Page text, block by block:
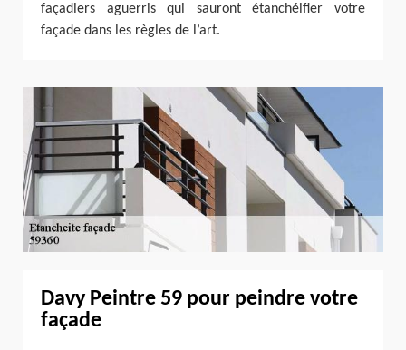
façadiers aguerris qui sauront étanchéifier votre
façade dans les règles de l’art.
Davy Peintre 59 pour peindre votre
façade